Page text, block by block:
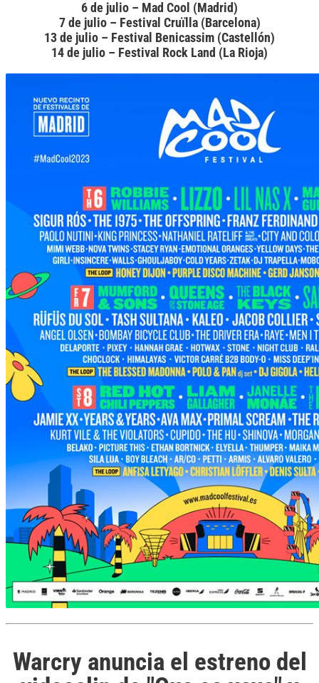
6 de julio – Mad Cool (Madrid)
7 de julio – Festival Cruïlla (Barcelona)
13 de julio – Festival Benicassim (Castellón)
14 de julio – Festival Rock Land (La Rioja)
Warcry anuncia el estreno del